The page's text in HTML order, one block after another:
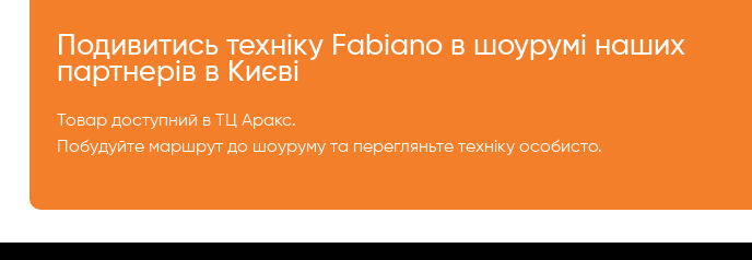
Подивитись техніку Fabiano в шоурумі наших
партнерів в Києві
Товар доступний в ТЦ Аракс.
Побудуйте маршрут до шоуруму та перегляньте техніку особисто.